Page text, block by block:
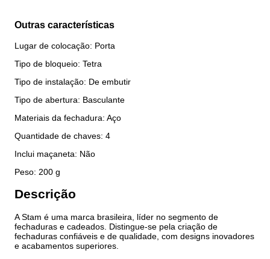
Outras características
Lugar de colocação: Porta
Tipo de bloqueio: Tetra
Tipo de instalação: De embutir
Tipo de abertura: Basculante
Materiais da fechadura: Aço
Quantidade de chaves: 4
Inclui maçaneta: Não
Peso: 200 g
Descrição
A Stam é uma marca brasileira, líder no segmento de
fechaduras e cadeados. Distingue-se pela criação de
fechaduras confiáveis e de qualidade, com designs inovadores
e acabamentos superiores.